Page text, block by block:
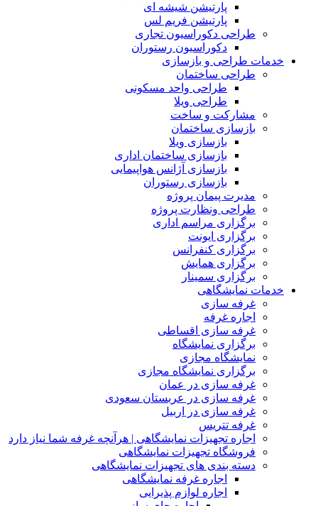
پارتیشن شیشه ای
پارتیشن فریم لس
طراحی دکوراسیون تجاری
دکوراسیون رستوران
خدمات طراحی و بازسازی
طراحی ساختمان
طراحی واحد مسکونی
طراحی ویلا
مشارکت و ساخت
بازسازی ساختمان
بازسازی ویلا
بازسازی ساختمان اداری
بازسازی آژانس هواپیمایی
بازسازی رستوران
مدیرت پیمان پروژه
طراحی ونظارت پروژه
برگزاری مراسم اداری
برگزاری ایونت
برگزاری کنفرانس
برگزاری همایش
برگزاری سمینار
خدمات نمایشگاهی
غرفه سازی
اجاره غرفه
غرفه سازی اقساطی
برگزاری نمایشگاه
نمایشگاه مجازی
برگزاری نمایشگاه مجازی
غرفه سازی در عمان
غرفه سازی در عربستان سعودی
غرفه سازی در اربیل
غرفه تتریس
اجاره تجهیزات نمایشگاهی | هرآنچه غرفه شما نیاز دارد
فروشگاه تجهیزات نمایشگاهی
دسته بندی های تجهیزات نمایشگاهی
اجاره غرفه نمایشگاهی
اجاره لوازم پذیرایی